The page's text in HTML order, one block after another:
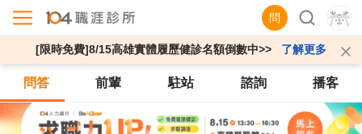
問
[限時免費]8/15高雄實體履歷健診名額倒數中>> 了解更多
問答 前輩 駐站 諮詢 播客